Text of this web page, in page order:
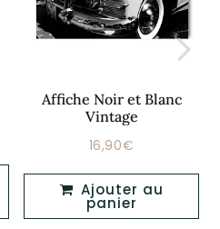
Affiche Noir et Blanc
Vintage
Prix
16,90€
panier